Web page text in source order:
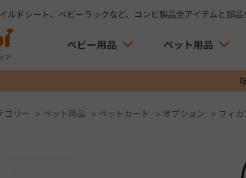
ルドシート、ベビーラックなど、コンビ製品全アイテムと部品
ベビー用品 ペット用品
ゴリー > ペット用品 > ペットカート > オプション > フィ